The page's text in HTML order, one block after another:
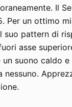
Il
Per un ottimo
suo pattern di
asse
suono caldo
nessuno.